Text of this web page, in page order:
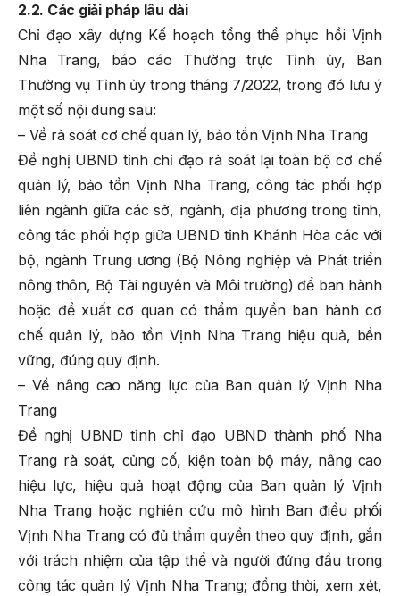
2.2. Các giải pháp lâu dài
Chỉ đạo xây dựng Kế hoạch tổng thể phục hồi Vịnh
Nha Trang, báo cáo Thường trực Tỉnh ủy, Ban
Thường vụ Tỉnh ủy trong tháng 7/2022, trong đó lưu ý
một số nội dung sau:
– Về rà soát cơ chế quản lý, bảo tồn Vịnh Nha Trang
Đề nghị UBND tỉnh chỉ đạo rà soát lại toàn bộ cơ chế
quản lý, bảo tồn Vịnh Nha Trang, công tác phối hợp
liên ngành giữa các sở, ngành, địa phương trong tỉnh,
công tác phối hợp giữa UBND tỉnh Khánh Hòa các với
bộ, ngành Trung ương (Bộ Nông nghiệp và Phát triển
nông thôn, Bộ Tài nguyên và Môi trường) để ban hành
hoặc đề xuất cơ quan có thẩm quyền ban hành cơ
chế quản lý, bảo tồn Vịnh Nha Trang hiệu quả, bền
vững, đúng quy định.
– Về nâng cao năng lực của Ban quản lý Vịnh Nha
Trang
Đề nghị UBND tỉnh chỉ đạo UBND thành phố Nha
Trang rà soát, củng cố, kiện toàn bộ máy, nâng cao
hiệu lực, hiệu quả hoạt động của Ban quản lý Vịnh
Nha Trang hoặc nghiên cứu mô hình Ban điều phối
Vịnh Nha Trang có đủ thẩm quyền theo quy định, gắn
với trách nhiệm của tập thể và người đứng đầu trong
công tác quản lý Vịnh Nha Trang; đồng thời, xem xét,